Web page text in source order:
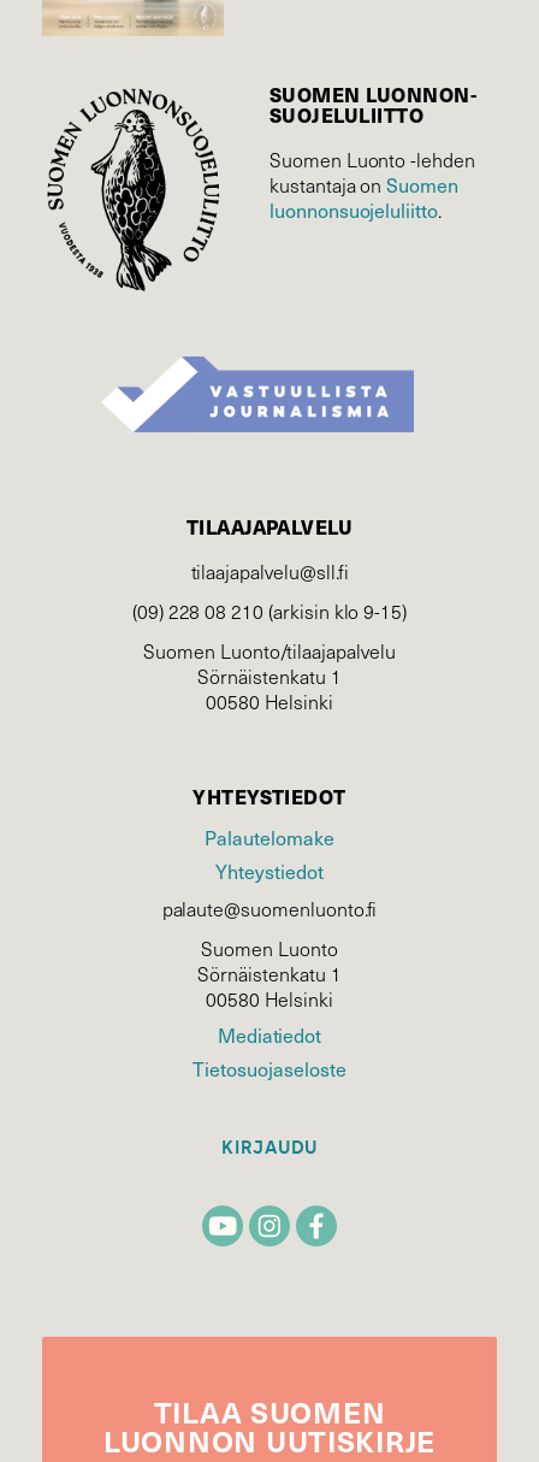
SUOMEN LUONNON­
SUOJELU­LIITTO
Suomen Luonto -lehden
kustantaja onSuomen
luonnonsuojelu­liitto.
TILAAJAPALVELU
tilaajapalvelu@sll.fi
(09) 228 08 210 (arkisin klo 9-15)
Suomen Luonto/tilaajapalvelu
Sörnäistenkatu 1
00580 Helsinki
YHTEYSTIEDOT
Palautelomake
Yhteystiedot
palaute@suomenluonto.fi
Suomen Luonto
Sörnäistenkatu 1
00580 Helsinki
Mediatiedot
Tietosuojaseloste
KIRJAUDU
TILAA SUOMEN
LUONNON UUTIS­KIRJE